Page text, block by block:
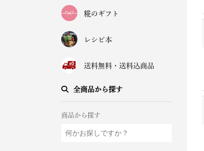
糀のギフト
レシピ本
送料無料・送料込商品
全商品から探す
商品から探す